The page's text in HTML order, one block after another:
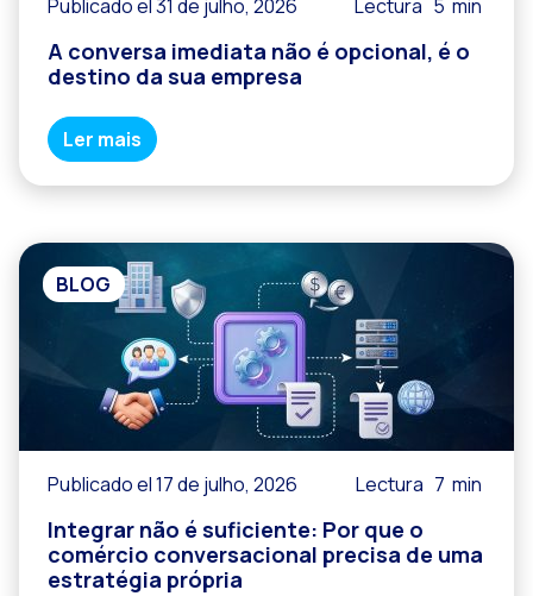
Publicado el 31 de julho, 2026 Lectura 5 min
A conversa imediata não é opcional, é o
destino da sua empresa
Ler mais
BLOG
Publicado el 17 de julho, 2026 Lectura 7 min
Integrar não é suficiente: Por que o
comércio conversacional precisa de uma
estratégia própria